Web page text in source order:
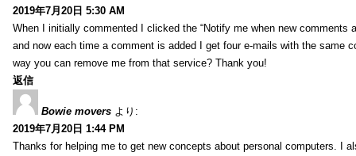
2019年7月20日 5:30 AM
When I initially commented I clicked the “Notify me when new comments
and now each time a comment is added I get four e-mails with the same
way you can remove me from that service? Thank you!
返信
Bowie movers より:
2019年7月20日 1:44 PM
Thanks for helping me to get new concepts about personal computers. I